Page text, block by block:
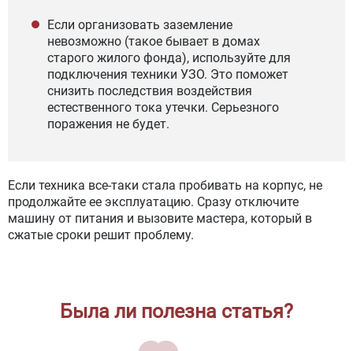
Если организовать заземление
невозможно (такое бывает в домах
старого жилого фонда), используйте для
подключения техники УЗО. Это поможет
снизить последствия воздействия
естественного тока утечки. Серьезного
поражения не будет.
Если техника все-таки стала пробивать на корпус, не
продолжайте ее эксплуатацию. Сразу отключите
машину от питания и вызовите мастера, который в
сжатые сроки решит проблему.
Была ли полезна статья?